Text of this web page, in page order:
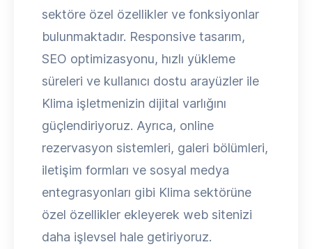
sektöre özel özellikler ve fonksiyonlar
bulunmaktadır. Responsive tasarım,
SEO optimizasyonu, hızlı yükleme
süreleri ve kullanıcı dostu arayüzler ile
Klima işletmenizin dijital varlığını
güçlendiriyoruz. Ayrıca, online
rezervasyon sistemleri, galeri bölümleri,
iletişim formları ve sosyal medya
entegrasyonları gibi Klima sektörüne
özel özellikler ekleyerek web sitenizi
daha işlevsel hale getiriyoruz.